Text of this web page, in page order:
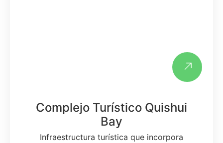
Complejo Turístico Quishui
Bay
Infraestructura turística que incorpora